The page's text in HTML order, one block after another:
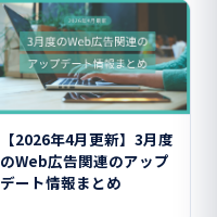
【2026年4月更新】3月度
のWeb広告関連のアップ
デート情報まとめ